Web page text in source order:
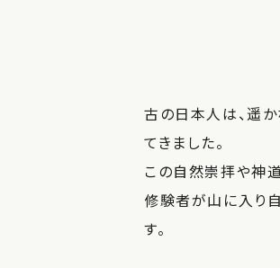
古の日本人は、遥
てきました。
この自然崇拝や神
修験者が山に入り
す。